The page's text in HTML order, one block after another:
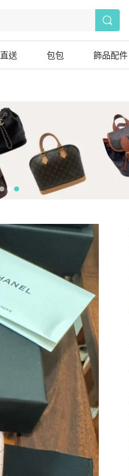
送 包包 飾品配件